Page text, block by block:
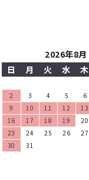
2026年8月
日
月 火 水 木
2
3 4 5 6
9
10 11 12 13
16
17 18 19 20
23
24 25 26 27
30
31